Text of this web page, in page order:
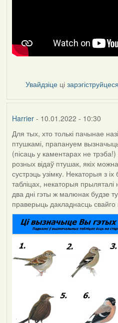
Увайдзіце цізарэгіструйцеся
Harrier- 10.01.2022 - 10:30
Для тых, хто толькі пачынае
птушкамі, прапануем
(пісаць у каментарах не
розных відаў птушак, якіх
сустрэць узімку. Некаторыя з
табліцах, некаторыя
два дні гэты ж малюнак будзе
праверыць дакладнасць